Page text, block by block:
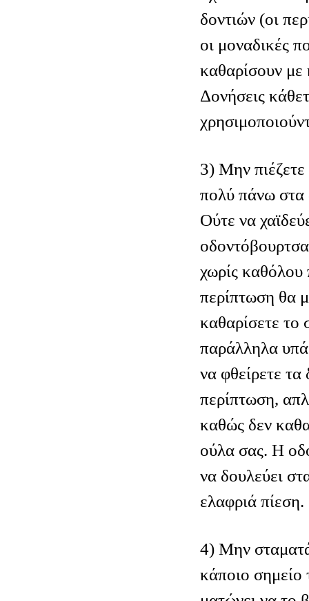
δοντιών (οι
οι μοναδικές
καθαρίσουν με
Δονήσεις
3) Μην
πολύ πάνω στα
Ούτε να
χωρίς
περίπτωση θα
καθαρίσετε το
παράλληλα
να φθείρετε
περίπτωση,
καθώς δεν
ούλα σας. Η
να δουλεύει
ελαφριά πίεση.
4) Μην
κάποιο σημείο